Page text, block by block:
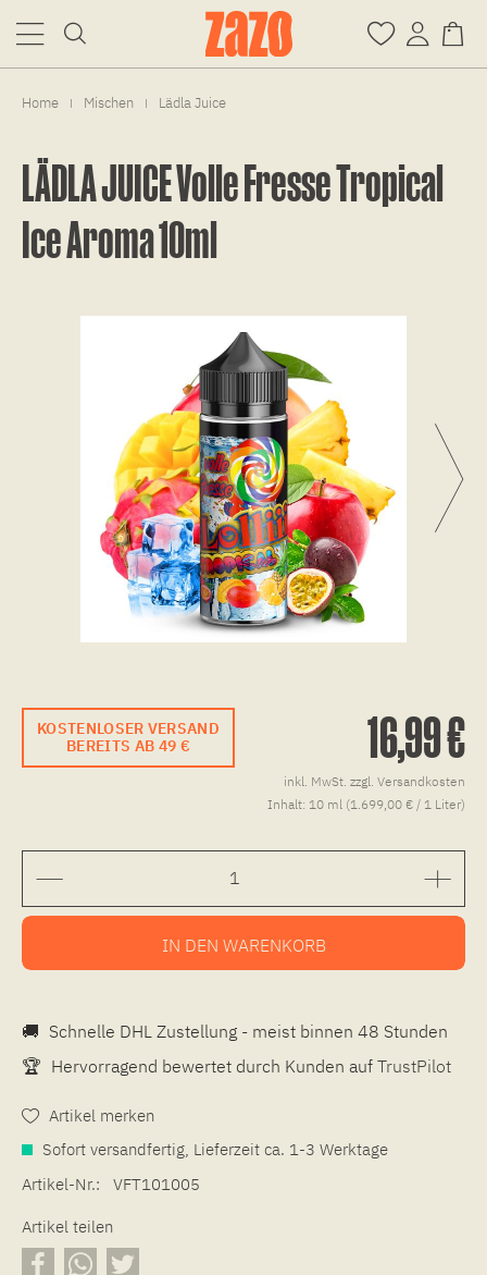
Home | Mischen | Lädla Juice
LÄDLA JUICE Volle Fresse Tropical
Ice Aroma 10ml
KOSTENLOSER VERSAND
BEREITS AB 49 €
16,99 €
inkl. MwSt. zzgl. Versandkosten
Inhalt: 10 ml (1.699,00 € / 1 Liter)
IN DEN WARENKORB
🚚 Schnelle DHL Zustellung - meist binnen 48 Stunden
🏆 Hervorragend bewertet durch Kunden auf TrustPilot
Artikel merken
Sofort versandfertig, Lieferzeit ca. 1-3 Werktage
Artikel-Nr.:
VFT101005
Artikel teilen